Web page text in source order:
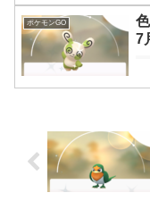
ポケモンGO
色
7